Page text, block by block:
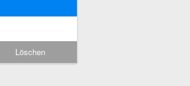
Löschen